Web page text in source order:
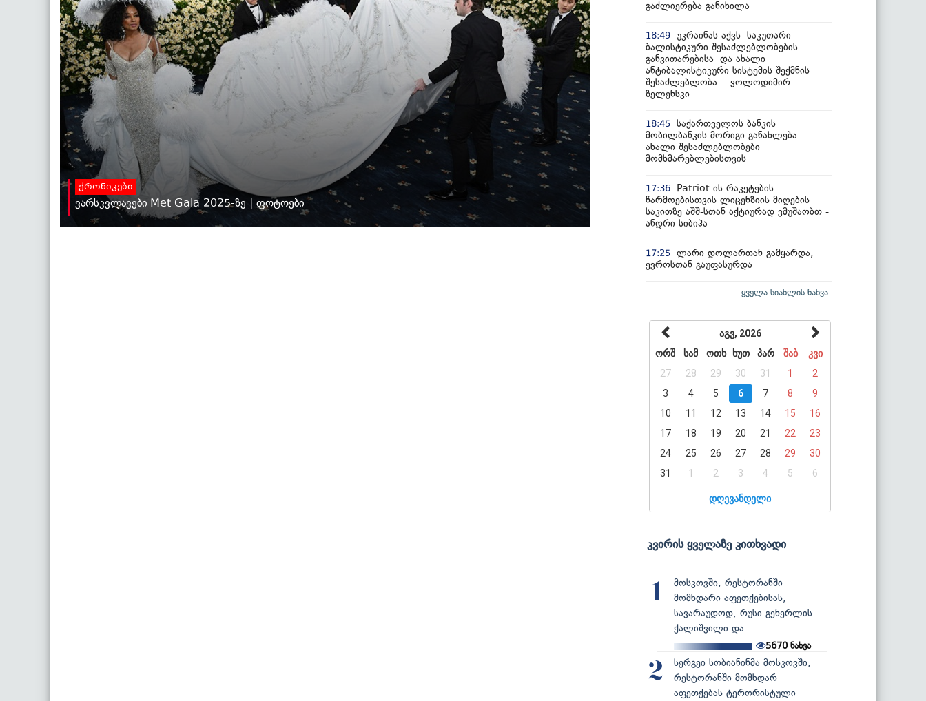
ქრონიკები
ვარსკვლავები Met Gala 2025-ზე | ფოტოები
გაძლიერება განიხილა
18:49 უკრაინას აქვს საკუთარი
ბალისტიკური შესაძლებლობების
განვითარებისა და ახალი
ანტიბალისტიკური სისტემის შექმნის
შესაძლებლობა - ვოლოდიმირ
ზელენსკი
18:45 საქართველოს ბანკის
მობილბანკის მორიგი განახლება -
ახალი შესაძლებლობები
მომხმარებლებისთვის
17:36
Patriot-ის რაკეტების
წარმოებისთვის ლიცენზიის მიღების
საკითზე აშშ-სთან აქტიურად ვმუშაობთ -
ანდრი სიბიჰა
17:25 ლარი დოლართან გამყარდა,
ევროსთან გაუფასურდა
ყველა სიახლის ნახვა
აგვ, 2026
ორშ
სამ ოთხ ხუთ პარ შაბ
კვი
27
28 29 30 31 1
2
3
4 5 6 7 8
9
10
11 12 13 14 15
16
17
18 19 20 21 22
23
24
25 26 27 28 29
30
31
1 2 3 4 5 6
დღევანდელი
კვირის ყველაზე კითხვადი
1
მოსკოვში, რესტორანში
მომხდარი აფეთქებისას,
სავარაუდოდ, რუსი გენერლის
ქალიშვილი და...
5670ნახვა
2
სერგეი სობიანინმა მოსკოვში,
რესტორანში მომხდარ
აფეთქებას ტერორისტული